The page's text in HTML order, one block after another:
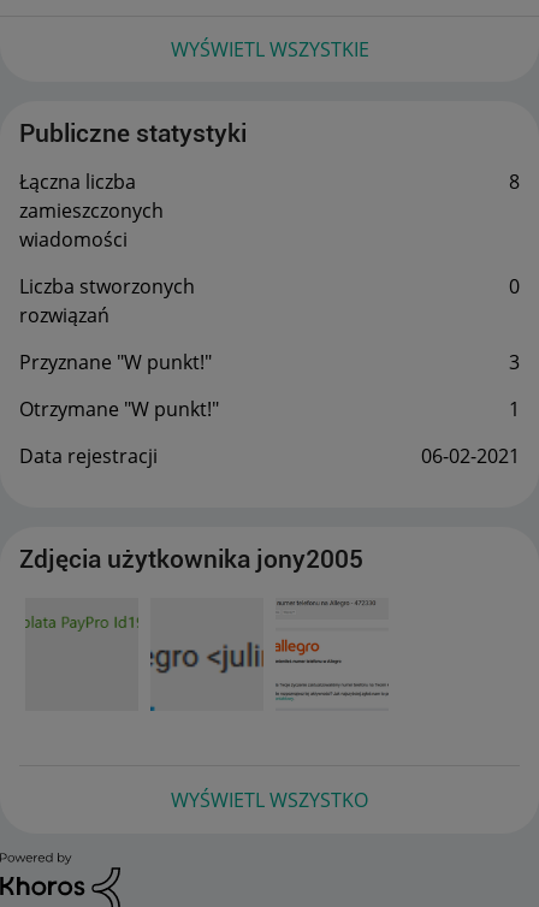
WYŚWIETL WSZYSTKIE
Publiczne statystyki
Łączna liczba
zamieszczonych
wiadomości
8
Liczba stworzonych
rozwiązań
0
Przyznane "W punkt!"
3
Otrzymane "W punkt!"
1
Data rejestracji
‎06-02-2021
Zdjęcia użytkownika jony2005
WYŚWIETL WSZYSTKO